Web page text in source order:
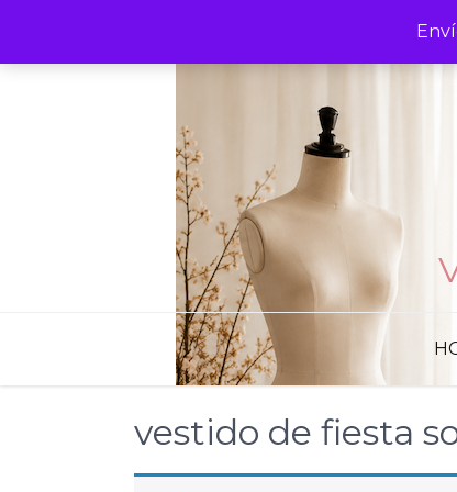
content
vestido de fiesta